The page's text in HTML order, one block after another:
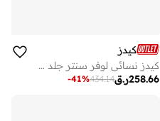
كيدز
كيدز نسائي لوفر سنتر جلد سويدي كاجوال كحلي
ر.ق258.66
434.14
-41%